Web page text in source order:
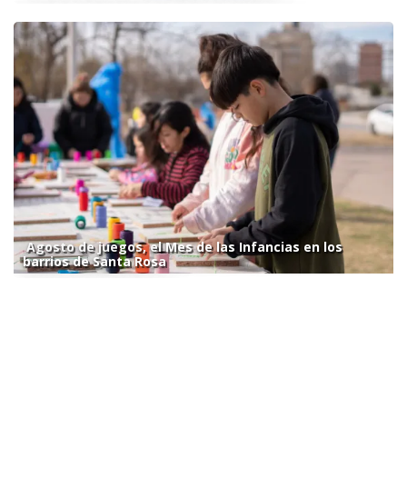
Agosto de juegos, el Mes de las Infancias en los
barrios de Santa Rosa